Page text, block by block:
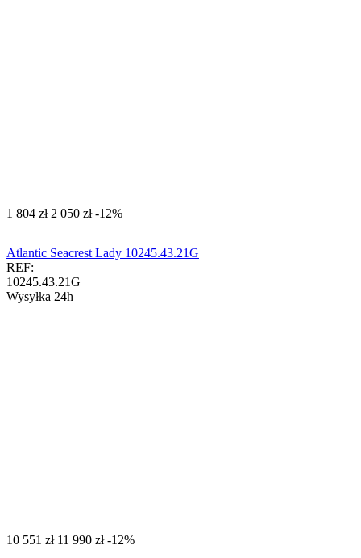
‍1 804‍ zł ‍2 050‍ zł -12%
Atlantic Seacrest Lady 10245.43.21G
REF:
10245.43.21G
Wysyłka 24h
‍10 551‍ zł ‍11 990‍ zł -12%